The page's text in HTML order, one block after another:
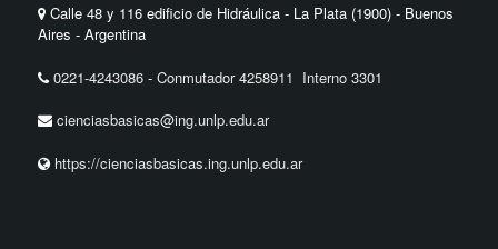
Calle 48 y 116 edificio de Hidráulica - La Plata (1900) - Buenos
Aires - Argentina
0221-4243086 -Conmutador 4258911 Interno 3301
cienciasbasicas@ing.unlp.edu.ar
https://cienciasbasicas.ing.unlp.edu.ar